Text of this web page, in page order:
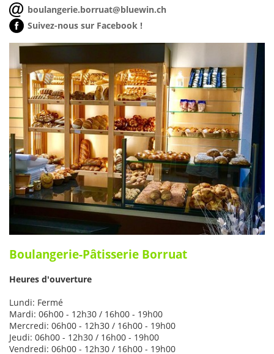
boulangerie.borruat@bluewin.ch
Suivez-nous sur Facebook !
Boulangerie-Pâtisserie Borruat
Heures d'ouverture
Lundi: Fermé
Mardi: 06h00 - 12h30 / 16h00 - 19h00
Mercredi: 06h00 - 12h30 / 16h00 - 19h00
Jeudi: 06h00 - 12h30 / 16h00 - 19h00
Vendredi: 06h00 - 12h30 / 16h00 - 19h00